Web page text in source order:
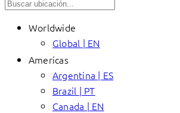
Worldwide
Global | EN
Americas
Argentina | ES
Brazil | PT
Canada | EN